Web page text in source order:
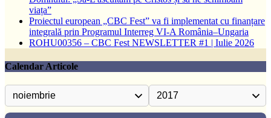
viața”
Proiectul european „CBC Fest” va fi implementat cu finanțare
integrală prin Programul Interreg VI-A România–Ungaria
ROHU00356 – CBC Fest NEWSLETTER #1 | Iulie 2026
Calendar Articole